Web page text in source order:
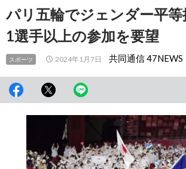
動パリ五輪でジェンダー平等
1選手以上の参加を要望
スポーツ 2024年1月7日 共同通信 47NEWS